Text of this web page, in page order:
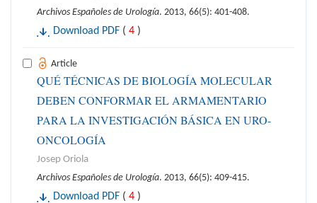
Archivos Españoles de Urología. 2013, 66(5): 401-408.
Download PDF ( 4 )
Article
QUÉ TÉCNICAS DE BIOLOGÍA MOLECULAR
DEBEN CONFORMAR EL ARMAMENTARIO
PARA LA INVESTIGACIÓN BÁSICA EN URO-
ONCOLOGÍA
Josep Oriola
Archivos Españoles de Urología. 2013, 66(5): 409-415.
Download PDF ( 4 )